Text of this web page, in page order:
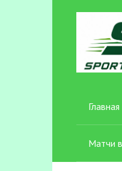
Главная
Матчи